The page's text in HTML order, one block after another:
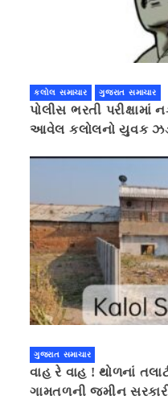
કલોલ સમાચાર ગુજરાત સમાચાર
પોલીસ ભરતી પરીક્ષામાં
આવેલ કલોલનો યુવક
ગુજરાત સમાચાર
વાહ રે વાહ ! થોળનાં
ગામતળની જમીન